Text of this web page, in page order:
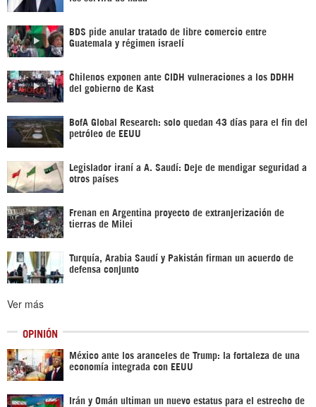
BDS pide anular tratado de libre comercio entre
Guatemala y régimen israelí
Chilenos exponen ante CIDH vulneraciones a los DDHH
del gobierno de Kast
BofA Global Research: solo quedan 43 días para el fin del
petróleo de EEUU
Legislador iraní a A. Saudí: Deje de mendigar seguridad a
otros países
Frenan en Argentina proyecto de extranjerización de
tierras de Milei
Turquía, Arabia Saudí y Pakistán firman un acuerdo de
defensa conjunto
Ver más
OPINIÓN
México ante los aranceles de Trump: la fortaleza de una
economía integrada con EEUU
Irán y Omán ultiman un nuevo estatus para el estrecho de